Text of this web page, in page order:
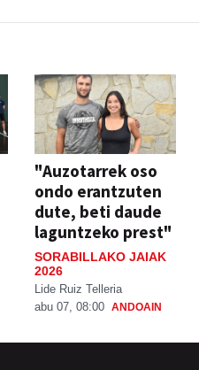
"Auzotarrek oso
ondo erantzuten
dute, beti daude
laguntzeko prest"
SORABILLAKO JAIAK
2026
Lide Ruiz Telleria
abu 07, 08:00 ANDOAIN